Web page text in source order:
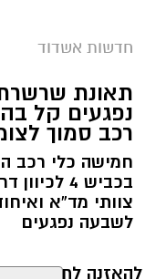
חדשות אשדוד
נפגעים קל
רכב סמוך
חמישה כלי רכב
בכביש 4
צוותי מד”א
לשבעה נפגעים
להאזנה לתוכן: